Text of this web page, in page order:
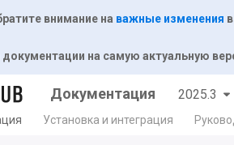
внимание на важные изменения
на самую актуальную
Документация 2025.3
Установка и интеграция